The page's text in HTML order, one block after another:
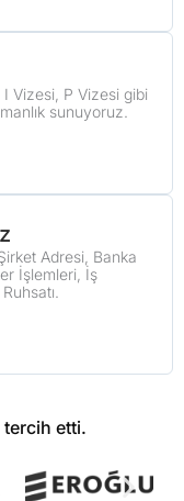
Vizesi, P Vizesi gibi
sunuyoruz.
Adresi, Banka
İşlemleri, İş
etti.